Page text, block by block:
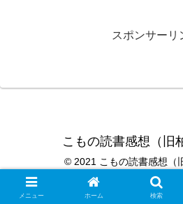
スポンサーリ
こもの読書感想（旧
© 2021 こもの読書感想（
メニュー ホーム 検索